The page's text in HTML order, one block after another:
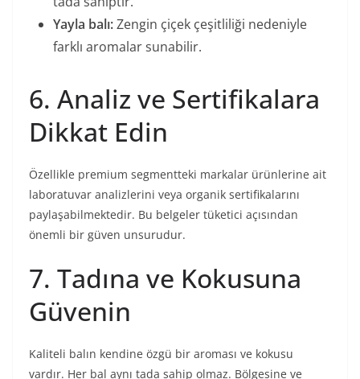
Yayla balı:Zengin çiçek çeşitliliği nedeniyle
farklı aromalar sunabilir.
6. Analiz ve Sertifikalara
Dikkat Edin
Özellikle premium segmentteki markalar ürünlerine ait
laboratuvar analizlerini veya organik sertifikalarını
paylaşabilmektedir. Bu belgeler tüketici açısından
önemli bir güven unsurudur.
7. Tadına ve Kokusuna
Güvenin
Kaliteli balın kendine özgü bir aroması ve kokusu
vardır. Her bal aynı tada sahip olmaz. Bölgesine ve